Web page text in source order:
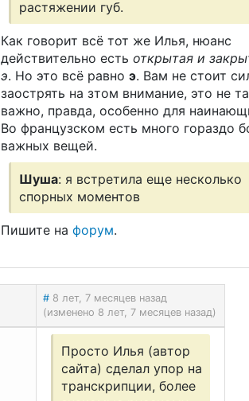
растяжении губ.
Как говорит всё тот же Илья, нюанс
действительно есть открытая и
э. Но это всё равно э. Вам не стоит
заострять на зтом внимание, это не
важно, правда, особенно для
Во французском есть много гораздо
важных вещей.
Шуша: я встретила еще несколько
спорных моментов
Пишите на форум.
# 8 лет, 7 месяцев назад
(изменено 8 лет, 7 месяцев назад)
Просто Илья (автор
сайта) сделал упор на
транскрипции, более